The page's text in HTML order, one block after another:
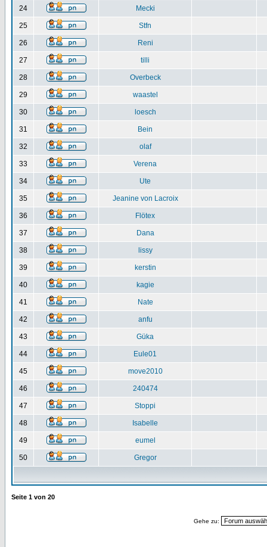
24 Mecki
25 Stfn
26 Reni
27 tilli
28 Overbeck
29 waastel
30 loesch
31 Bein
32 olaf
33 Verena
34 Ute
35 Jeanine von Lacroix
36 Flötex
37 Dana
38 lissy
39 kerstin
40 kagie
41 Nate
42 anfu
43 Güka
44 Eule01
45 move2010
46 240474
47 Stoppi
48 Isabelle
49 eumel
50 Gregor
Seite 1 von 20
Gehe zu: